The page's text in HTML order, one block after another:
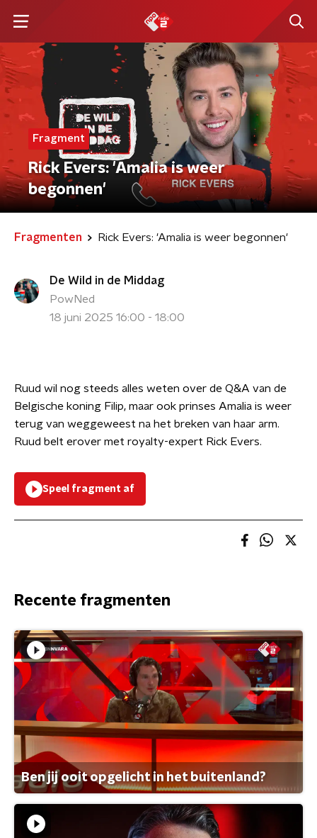
Fragment
Rick Evers: 'Amalia is weer
begonnen'
Fragmenten Rick Evers: 'Amalia is weer begonnen'
De Wild in de Middag
PowNed
18 juni 2025 16:00 - 18:00
Ruud wil nog steeds alles weten over de Q&A van de
Belgische koning Filip, maar ook prinses Amalia is weer
terug van weggeweest na het breken van haar arm.
Ruud belt erover met royalty-expert Rick Evers.
Speel fragment af
Recente fragmenten
Ben jij ooit opgelicht in het buitenland?